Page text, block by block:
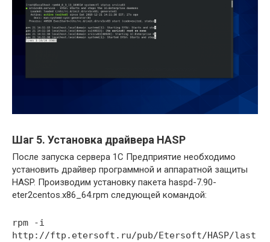
Шаг 5. Установка драйвера HASP
После запуска сервера 1С Предприятие необходимо
установить драйвер программной и аппаратной защиты
HASP. Производим установку пакета haspd-7.90-
eter2centos.x86_64.rpm следующей командой:
rpm -i
http://ftp.etersoft.ru/pub/Etersoft/HASP/last